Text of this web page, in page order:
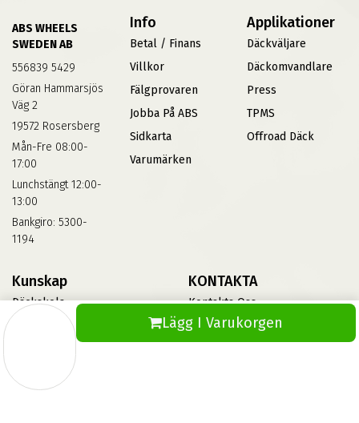
Lägg I Varukorgen
ABS WHEELS
SWEDEN AB
556839 5429
Göran Hammarsjös
Väg 2
19572 Rosersberg
Mån-Fre 08:00-
17:00
Lunchstängt 12:00-
13:00
Bankgiro: 5300-
1194
Info
Betal / Finans
Villkor
Fälgprovaren
Jobba På ABS
Sidkarta
Varumärken
Applikationer
Däckväljare
Däckomvandlare
Press
TPMS
Offroad Däck
Kunskap
Däckskola
Informationsbank Av Däck
Och Fälgar
KONTAKTA
Kontakta Oss
Vinterdäck